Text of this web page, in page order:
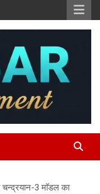
चन्द्रयान-3 माॅडल का